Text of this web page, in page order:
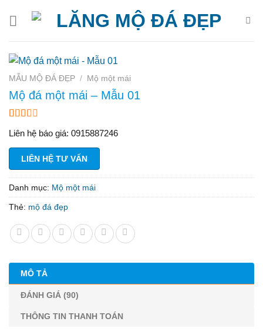
MẪU MỘ ĐÁ ĐẸP / Mộ một mái
Mộ đá một mái – Mẫu 01
trên
5
dựa
trên
giá
Liên hệ báo giá: 0915887246
LIÊN HỆ TƯ VẤN
Danh mục: Mộ một mái
Thẻ: mộ đá đẹp
MÔ TẢ
ĐÁNH GIÁ (90)
THÔNG TIN THANH TOÁN